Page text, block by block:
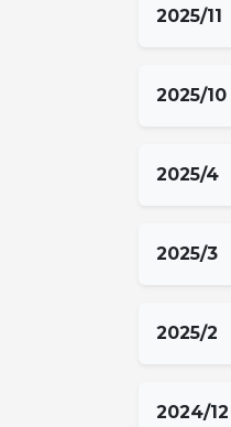
2025/11
2025/10
2025/4
2025/3
2025/2
2024/12